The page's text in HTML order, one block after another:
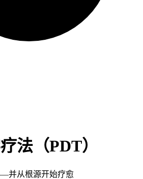
法（PDT）
并从根源开始疗愈